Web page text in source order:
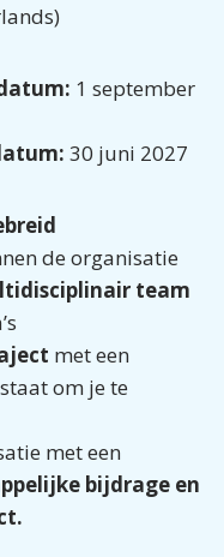
1 september
30 juni 2027
de organisatie
team
met een
om je te
met een
bijdrage en